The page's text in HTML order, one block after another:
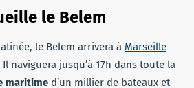
le Belem
le Belem arrivera à Marseille
Il naviguera jusqu’à 17h dans toute la
maritime d’un millier de bateaux et